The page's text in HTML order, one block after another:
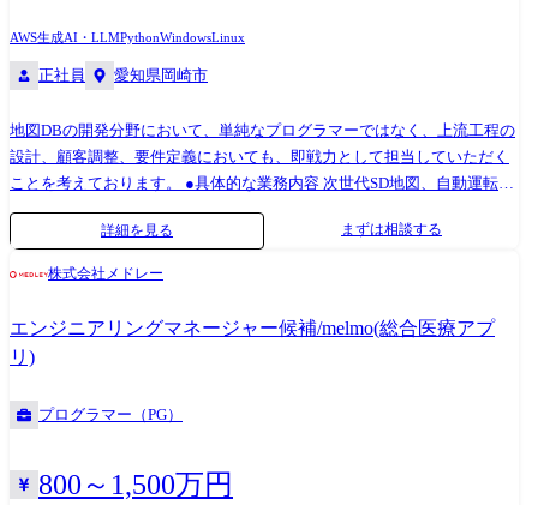
AWS生成AI・LLMPythonWindowsLinux
正社員 愛知県岡崎市
地図DBの開発分野において、単純なプログラマーではなく、上流工程の
設計、顧客調整、要件定義においても、即戦力として担当していただく
ことを考えております。 ●具体的な業務内容 次世代SD地図、自動運転地
図、MaaS向け地図、ISA向け地図の企画、要件定義、設計、開発 使用言
語:C+、Python、SQL 開発環境:windows、Linux、AWS、M365Copilot、
Github Copilot、Claude code 職種の変更範囲:技術職・事務職・技能職業
詳細を見る まずは相談する
株式会社メドレー
エンジニアリングマネージャー候補/melmo(総合医療アプ
リ)
プログラマー（PG）
800～1,500万円